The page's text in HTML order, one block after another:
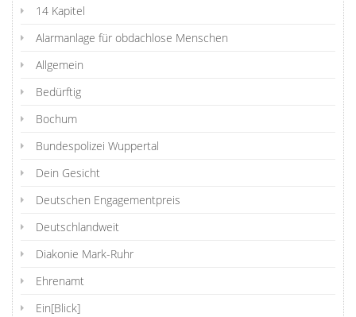
14 Kapitel
Alarmanlage für obdachlose Menschen
Allgemein
Bedürftig
Bochum
Bundespolizei Wuppertal
Dein Gesicht
Deutschen Engagementpreis
Deutschlandweit
Diakonie Mark-Ruhr
Ehrenamt
Ein[Blick]